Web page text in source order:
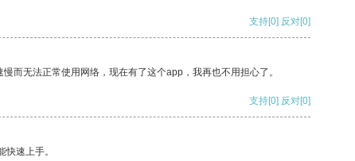
支持[0] 反对[0]
而无法正常使用网络，现在有了这个app，我再也不用担心了。
支持[0] 反对[0]
速上手。